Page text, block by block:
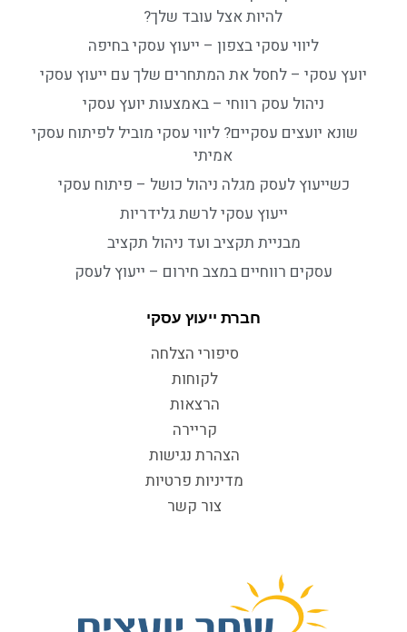
להיות אצל עובד שלך?
ליווי עסקי בצפון – ייעוץ עסקי בחיפה
יועץ עסקי – לחסל את המתחרים שלך עם ייעוץ עסקי
ניהול עסק רווחי – באמצעות יועץ עסקי
שונא יועצים עסקיים? ליווי עסקי מוביל לפיתוח עסקי
אמיתי
כשייעוץ לעסק מגלה ניהול כושל – פיתוח עסקי
ייעוץ עסקי לרשת גלידריות
מבניית תקציב ועד ניהול תקציב
עסקים רווחיים במצב חירום – ייעוץ לעסק
חברת ייעוץ עסקי
סיפורי הצלחה
לקוחות
הרצאות
קריירה
הצהרת נגישות
מדיניות פרטיות
צור קשר